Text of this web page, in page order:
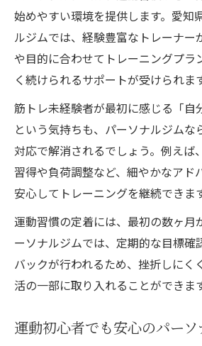
続けられる運動習慣のコツを
パーソナルジム利用で運
方法
一宮市で見つかる自分に合
準
続く筋トレ習慣を作る生
モチベーション維持に効
ト
運動嫌いでも続くパーソナ
運動苦手でも安心のパーソナ
パーソナルジム体験で始
り
運動に自信がない人こそジ
初心者歓迎のパーソナル
始めやすい環境を提供します。愛知
ルジムでは、経験豊富なトレーナー
や目的に合わせてトレーニングプラ
く続けられるサポートが受けられま
筋トレ未経験者が最初に感じる「自
という気持ちも、パーソナルジムな
対応で解消されるでしょう。例えば
習得や負荷調整など、細やかなアド
安心してトレーニングを継続できます
運動習慣の定着には、最初の数ヶ月
ーソナルジムでは、定期的な目標確
バックが行われるため、挫折しにく
活の一部に取り入れることができます
運動初心者でも安心のパーソ